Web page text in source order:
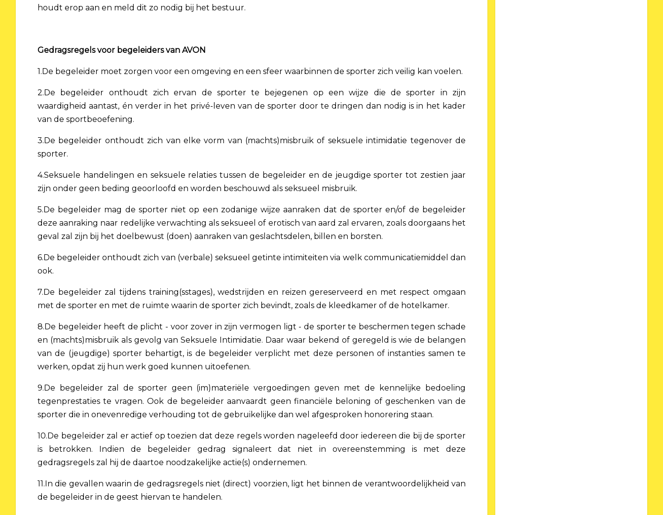
houdt erop aan en meld dit zo nodig bij het bestuur.
Gedragsregels voor begeleiders van AVON
1.De begeleider moet zorgen voor een omgeving en een sfeer waarbinnen de sporter zich veilig kan voelen.
2.De begeleider onthoudt zich ervan de sporter te bejegenen op een wijze die de sporter in zijn
waardigheid aantast, én verder in het privé-leven van de sporter door te dringen dan nodig is in het kader
van de sportbeoefening.
3.De begeleider onthoudt zich van elke vorm van (machts)misbruik of seksuele intimidatie tegenover de
sporter.
4.Seksuele handelingen en seksuele relaties tussen de begeleider en de jeugdige sporter tot zestien jaar
zijn onder geen beding geoorloofd en worden beschouwd als seksueel misbruik.
5.De begeleider mag de sporter niet op een zodanige wijze aanraken dat de sporter en/of de begeleider
deze aanraking naar redelijke verwachting als seksueel of erotisch van aard zal ervaren, zoals doorgaans het
geval zal zijn bij het doelbewust (doen) aanraken van geslachtsdelen, billen en borsten.
6.De begeleider onthoudt zich van (verbale) seksueel getinte intimiteiten via welk communicatiemiddel dan
ook.
7.De begeleider zal tijdens training(sstages), wedstrijden en reizen gereserveerd en met respect omgaan
met de sporter en met de ruimte waarin de sporter zich bevindt, zoals de kleedkamer of de hotelkamer.
8.De begeleider heeft de plicht - voor zover in zijn vermogen ligt - de sporter te beschermen tegen schade
en (machts)misbruik als gevolg van Seksuele Intimidatie. Daar waar bekend of geregeld is wie de belangen
van de (jeugdige) sporter behartigt, is de begeleider verplicht met deze personen of instanties samen te
werken, opdat zij hun werk goed kunnen uitoefenen.
9.De begeleider zal de sporter geen (im)materiële vergoedingen geven met de kennelijke bedoeling
tegenprestaties te vragen. Ook de begeleider aanvaardt geen financiële beloning of geschenken van de
sporter die in onevenredige verhouding tot de gebruikelijke dan wel afgesproken honorering staan.
10.De begeleider zal er actief op toezien dat deze regels worden nageleefd door iedereen die bij de sporter
is betrokken. Indien de begeleider gedrag signaleert dat niet in overeenstemming is met deze
gedragsregels zal hij de daartoe noodzakelijke actie(s) ondernemen.
11.In die gevallen waarin de gedragsregels niet (direct) voorzien, ligt het binnen de verantwoordelijkheid van
de begeleider in de geest hiervan te handelen.